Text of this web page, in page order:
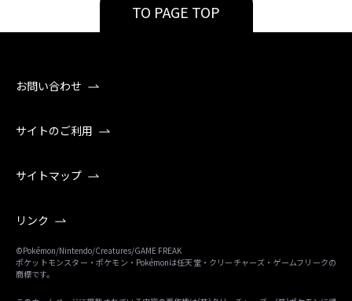
TO PAGE TOP
お問い合わせ
サイトのご利用
サイトマップ
リンク
©Pokémon/Nintendo/Creatures/GAME FREAK
ポケットモンスター・ポケモン・Pokémonは任天堂・クリーチャーズ・ゲームフリークの
商標です。